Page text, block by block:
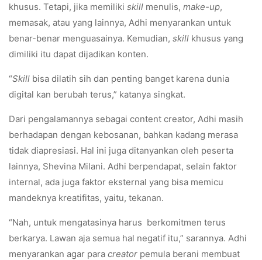
khusus. Tetapi, jika memiliki skill menulis, make-up,
memasak, atau yang lainnya, Adhi menyarankan untuk
benar-benar menguasainya. Kemudian, skill khusus yang
dimiliki itu dapat dijadikan konten.
“Skill bisa dilatih sih dan penting banget karena dunia
digital kan berubah terus,” katanya singkat.
Dari pengalamannya sebagai content creator, Adhi masih
berhadapan dengan kebosanan, bahkan kadang merasa
tidak diapresiasi. Hal ini juga ditanyankan oleh peserta
lainnya, Shevina Milani. Adhi berpendapat, selain faktor
internal, ada juga faktor eksternal yang bisa memicu
mandeknya kreatifitas, yaitu, tekanan.
“Nah, untuk mengatasinya harus berkomitmen terus
berkarya. Lawan aja semua hal negatif itu,” sarannya. Adhi
menyarankan agar para creator pemula berani membuat